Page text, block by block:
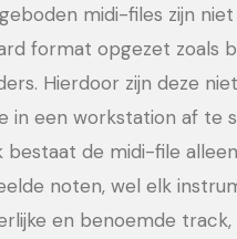
midi-files zijn
format opgezet zoals
Hierdoor zijn deze
in een workstation af te
bestaat de midi-file
noten, wel elk
en benoemde track,